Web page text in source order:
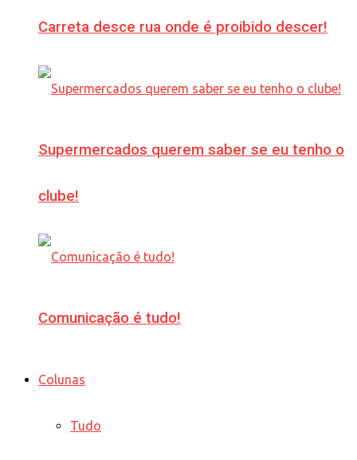
Carreta desce rua onde é proibido descer!
Supermercados querem saber se eu tenho o
clube!
Comunicação é tudo!
Colunas
Tudo